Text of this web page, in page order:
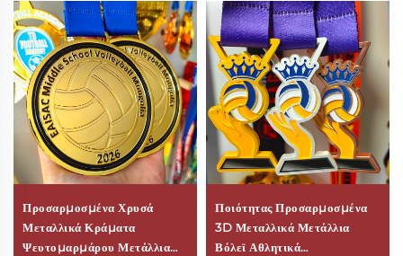
Προσαρμοσμένα Χρυσά
Μεταλλικά Κράματα
Ψευτομαρμάρου Μετάλλια
Ποιότητας Προσαρμοσμένα
3D Μεταλλικά Μετάλλια
Βόλεϊ Αθλητικά